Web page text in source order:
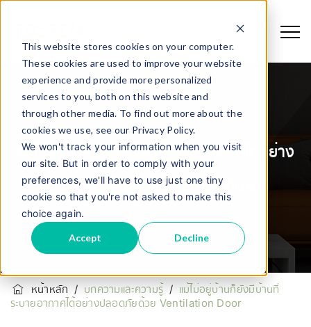
This website stores cookies on your computer.
These cookies are used to improve your website
experience and provide more personalized
services to you, both on this website and
through other media. To find out more about the
cookies we use, see our Privacy Policy.
We won't track your information when you visit
our site. But in order to comply with your
preferences, we'll have to use just one tiny
cookie so that you're not asked to make this
choice again.
Accept Decline
แม้ไม่อยู่บ้านก็ยังมีบ้านที่ระบายอากาศได้อย่าง
ปลอดภัยด้วย Ventilation Door
หน้าหลัก / บทความและความรู้ / แม้ไม่อยู่บ้านก็ยังมีบ้านที่
ระบายอากาศได้อย่างปลอดภัยด้วย Ventilation Door